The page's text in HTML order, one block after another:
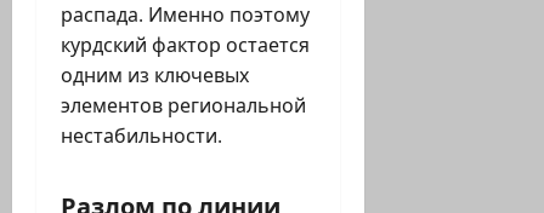
распада. Именно поэтому
курдский фактор остается
одним из ключевых
элементов региональной
нестабильности.